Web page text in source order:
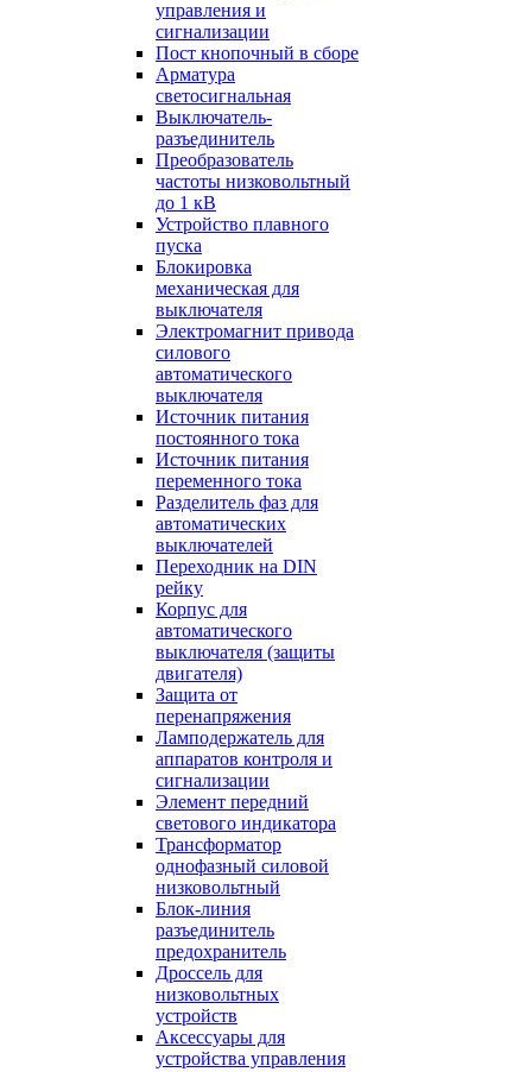
управления и
сигнализации
Пост кнопочный в сборе
Арматура
светосигнальная
Выключатель-
разъединитель
Преобразователь
частоты низковольтный
до 1 кВ
Устройство плавного
пуска
Блокировка
механическая для
выключателя
Электромагнит привода
силового
автоматического
выключателя
Источник питания
постоянного тока
Источник питания
переменного тока
Разделитель фаз для
автоматических
выключателей
Переходник на DIN
рейку
Корпус для
автоматического
выключателя (защиты
двигателя)
Защита от
перенапряжения
Ламподержатель для
аппаратов контроля и
сигнализации
Элемент передний
светового индикатора
Трансформатор
однофазный силовой
низковольтный
Блок-линия
разъединитель
предохранитель
Дроссель для
низковольтных
устройств
Аксессуары для
устройства управления